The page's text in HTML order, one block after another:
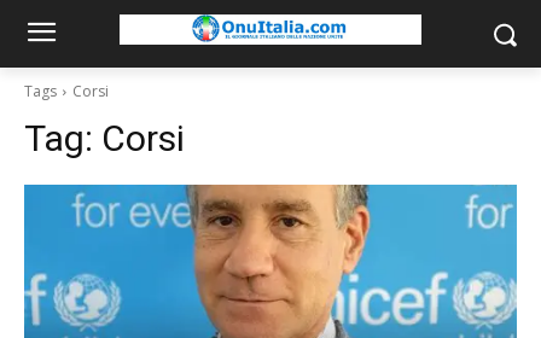
Tags Corsi
Tag: Corsi